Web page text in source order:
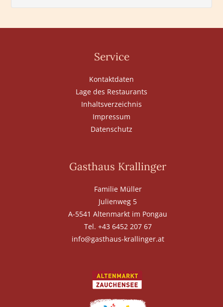
Service
Kontaktdaten
Lage des Restaurants
Inhaltsverzeichnis
Impressum
Datenschutz
Gasthaus Krallinger
Familie Müller
Julienweg 5
A-5541 Altenmarkt im Pongau
Tel. +43 6452 207 67
info@gasthaus-krallinger.at